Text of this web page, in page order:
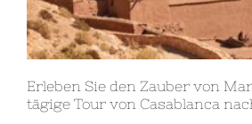
Erleben Sie den Zauber von
tägige Tour von Casablanca